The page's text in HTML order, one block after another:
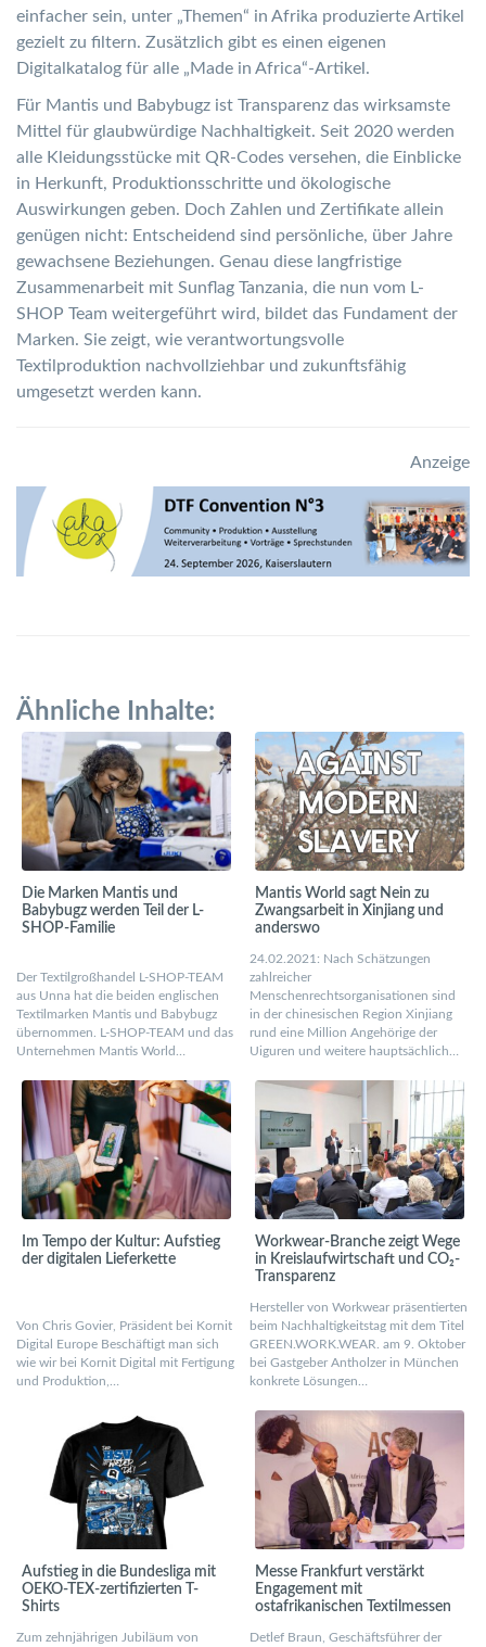
einfacher sein, unter „Themen“ in Afrika produzierte Artikel
gezielt zu filtern. Zusätzlich gibt es einen eigenen
Digitalkatalog für alle „Made in Africa“-Artikel.
Für Mantis und Babybugz ist Transparenz das wirksamste
Mittel für glaubwürdige Nachhaltigkeit. Seit 2020 werden
alle Kleidungsstücke mit QR-Codes versehen, die Einblicke
in Herkunft, Produktionsschritte und ökologische
Auswirkungen geben. Doch Zahlen und Zertifikate allein
genügen nicht: Entscheidend sind persönliche, über Jahre
gewachsene Beziehungen. Genau diese langfristige
Zusammenarbeit mit Sunflag Tanzania, die nun vom L-
SHOP Team weitergeführt wird, bildet das Fundament der
Marken. Sie zeigt, wie verantwortungsvolle
Textilproduktion nachvollziehbar und zukunftsfähig
umgesetzt werden kann.
Anzeige
Ähnliche Inhalte:
Die Marken Mantis und
Babybugz werden Teil der L-
SHOP-Familie
Der Textilgroßhandel L-SHOP-TEAM
aus Unna hat die beiden englischen
Textilmarken Mantis und Babybugz
übernommen. L-SHOP-TEAM und das
Unternehmen Mantis World…
Mantis World sagt Nein zu
Zwangsarbeit in Xinjiang und
anderswo
24.02.2021: Nach Schätzungen
zahlreicher
Menschenrechtsorganisationen sind
in der chinesischen Region Xinjiang
rund eine Million Angehörige der
Uiguren und weitere hauptsächlich…
Im Tempo der Kultur: Aufstieg
der digitalen Lieferkette
Von Chris Govier, Präsident bei Kornit
Digital Europe Beschäftigt man sich
wie wir bei Kornit Digital mit Fertigung
und Produktion,…
Workwear-Branche zeigt Wege
in Kreislaufwirtschaft und CO₂-
Transparenz
Hersteller von Workwear präsentierten
beim Nachhaltigkeitstag mit dem Titel
GREEN.WORK.WEAR. am 9. Oktober
bei Gastgeber Antholzer in München
konkrete Lösungen…
Aufstieg in die Bundesliga mit
OEKO-TEX-zertifizierten T-
Shirts
Zum zehnjährigen Jubiläum von
Messe Frankfurt verstärkt
Engagement mit
ostafrikanischen Textilmessen
Detlef Braun, Geschäftsführer der